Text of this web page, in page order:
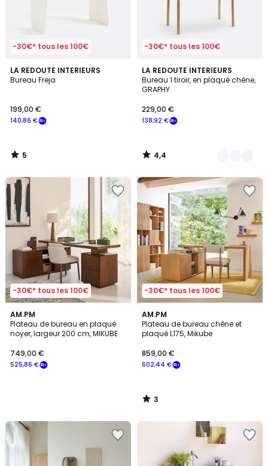
-30€* tous les 100€
LA REDOUTE INTERIEURS
Bureau Freja
140,86 €
199,00 €
5
/
5
/
-30€* tous les 100€
LA REDOUTE INTERIEURS
Bureau 1 tiroir, en plaqué chêne,
GRAPHY
138,92 €
229,00 €
4,4
/ 5
3
Couleurs
4,4
/
-30€* tous les 100€
AM.PM
Plateau de bureau en plaqué
noyer, largeur 200 cm, MIKUBE
525,86 €
749,00 €
-30€* tous les 100€
AM.PM
Plateau de bureau chêne et
plaqué L175, Mikube
602,44 €
859,00 €
3
/
5
3
/